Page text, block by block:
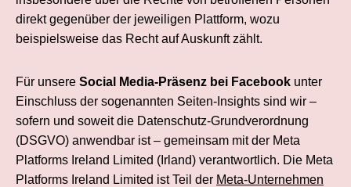
direkt gegenüber der jeweiligen Plattform, wozu
beispielsweise das Recht auf Auskunft zählt.
Für unsere Social Media-Präsenz bei Facebook unter
Einschluss der sogenannten Seiten-Insights sind wir –
sofern und soweit die Datenschutz-Grundverordnung
(DSGVO) anwendbar ist – gemeinsam mit der Meta
Platforms Ireland Limited (Irland) verantwortlich. Die Meta
Platforms Ireland Limited ist Teil der Meta-Unternehmen